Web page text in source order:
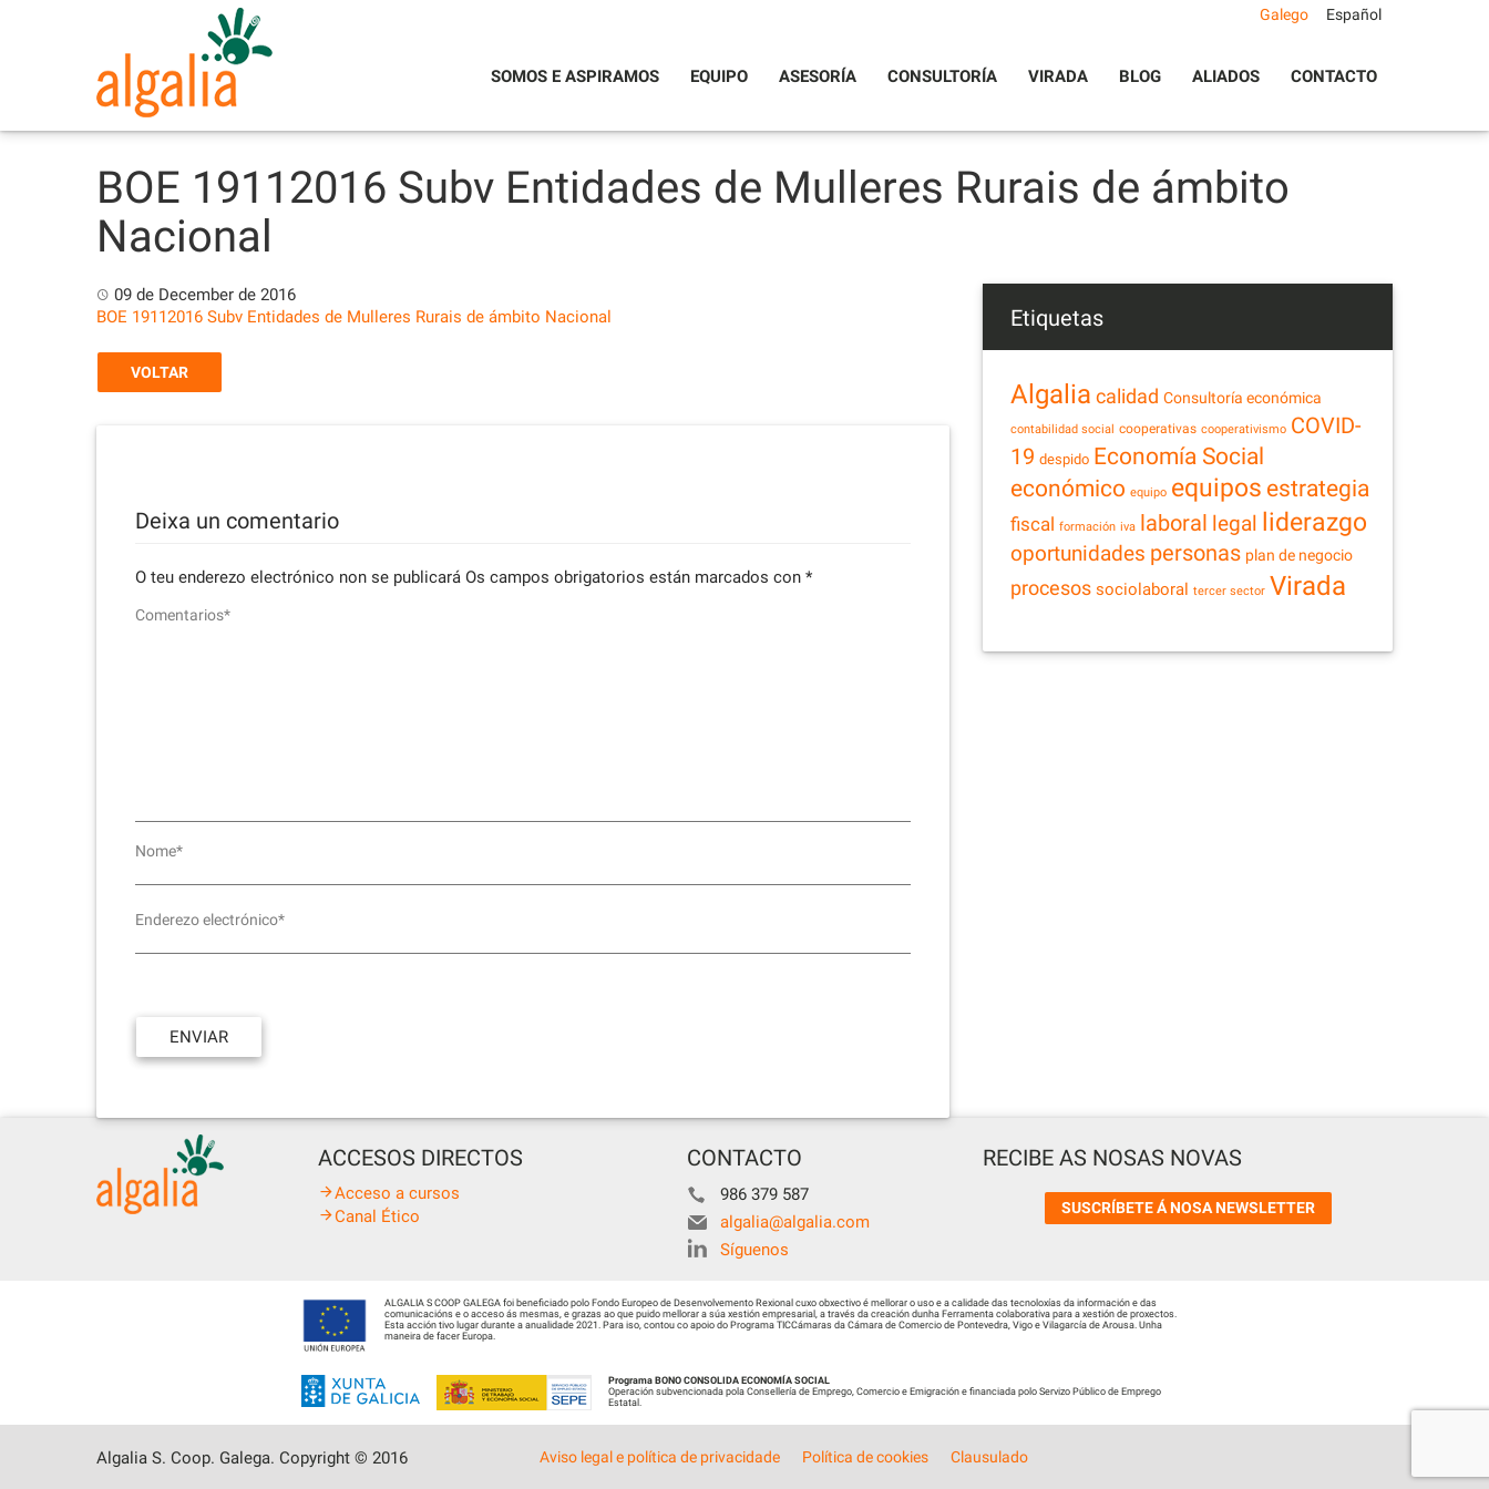
SOMOS E ASPIRAMOS
EQUIPO ASESORÍA CONSULTORÍA VIRADA BLOG ALIADOS CONTACTO
Galego Español
BOE 19112016 Subv Entidades de Mulleres Rurais de ámbito
Nacional
09 de December de 2016
BOE 19112016 Subv Entidades de Mulleres Rurais de ámbito Nacional
VOLTAR
Deixa un comentario
O teu enderezo electrónico non se publicará Os campos obrigatorios están marcados con *
Comentarios*
Nome*
Enderezo electrónico*
Etiquetas
Algalia calidad Consultoría económica
contabilidad social cooperativas cooperativismo COVID-
19 despido Economía Social
económico equipo equipos estrategia
fiscal formación iva laboral legal liderazgo
oportunidades personas plan de negocio
procesos sociolaboral tercer sector Virada
ACCESOS DIRECTOS
Acceso a cursos
Canal Ético
CONTACTO
986 379 587
algalia@algalia.com
Síguenos
RECIBE AS NOSAS NOVAS
SUSCRÍBETE Á NOSA NEWSLETTER
ALGALIA S COOP GALEGA foi beneficiado polo Fondo Europeo de Desenvolvemento Rexional cuxo obxectivo é mellorar o uso e a calidade das tecnoloxías da información e das
comunicacións e o acceso ás mesmas, e grazas ao que puido mellorar a súa xestión empresarial, a través da creación dunha Ferramenta colaborativa para a xestión de proxectos.
Esta acción tivo lugar durante a anualidade 2021. Para iso, contou co apoio do Programa TICCámaras da Cámara de Comercio de Pontevedra, Vigo e Vilagarcía de Arousa. Unha
maneira de facer Europa.
Programa BONO CONSOLIDA ECONOMÍA SOCIAL
Operación subvencionada pola Consellería de Emprego, Comercio e Emigración e financiada polo Servizo Público de Emprego
Estatal.
Algalia S. Coop. Galega. Copyright © 2016 Aviso legal e política de privacidade Política de cookies Clausulado